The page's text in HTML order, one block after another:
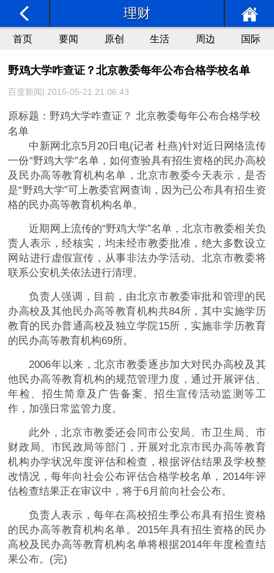
理财
首页 要闻 原创 生活 周边 国际
野鸡大学咋查证？北京教委每年公布合格学校名单
百度新闻| 2015-05-21 21:06:43
原标题：野鸡大学咋查证？ 北京教委每年公布合格学校
名单
中新网北京5月20日电(记者 杜燕)针对近日网络流传
一份“野鸡大学”名单，如何查验具有招生资格的民办高校
及民办高等教育机构名单，北京市教委今天表示，是否
是“野鸡大学”可上教委官网查询，因为已公布具有招生资
格的民办高等教育机构名单。
近期网上流传的“野鸡大学”名单，北京市教委相关负
责人表示，经核实，均未经市教委批准，绝大多数设立
网站进行虚假宣传，从事非法办学活动。北京市教委将
联系公安机关依法进行清理。
负责人强调，目前，由北京市教委审批和管理的民
办高校及其他民办高等教育机构共84所，其中实施学历
教育的民办普通高校及独立学院15所，实施非学历教育
的民办高等教育机构69所。
2006年以来，北京市教委逐步加大对民办高校及其
他民办高等教育机构的规范管理力度，通过开展评估、
年检、招生简章及广告备案、招生宣传活动监测等工
作，加强日常监管力度。
此外，北京市教委还会同市公安局、市卫生局、市
财政局、市民政局等部门，开展对北京市民办高等教育
机构办学状况年度评估和检查，根据评估结果及学校整
改情况，每年向社会公布评估合格学校名单，2014年评
估检查结果正在审议中，将于6月前向社会公布。
负责人表示，每年在高校招生季公布具有招生资格
的民办高等教育机构名单。2015年具有招生资格的民办
高校及民办高等教育机构名单将根据2014年年度检查结
果公布。(完)